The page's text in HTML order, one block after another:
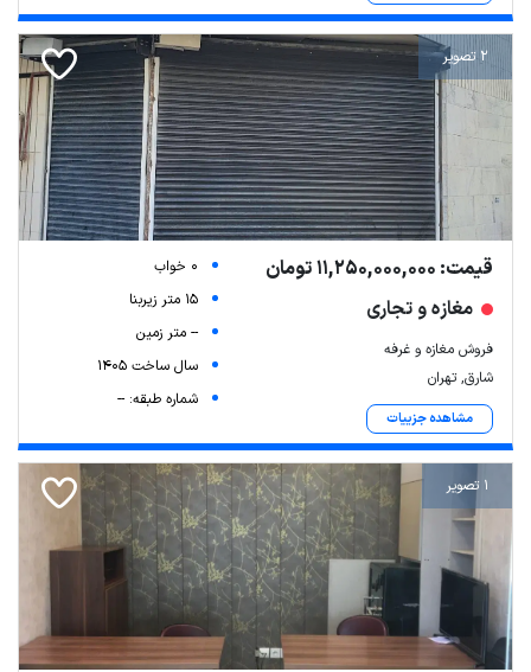
2 تصویر
قیمت: 11,250,000,000 تومان
مغازه و تجاری
فروش مغازه و غرفه
شارق, تهران
مشاهده جزییات
0 خواب
15 متر زیربنا
-- متر زمین
سال ساخت 1405
شماره طبقه: --
1 تصویر